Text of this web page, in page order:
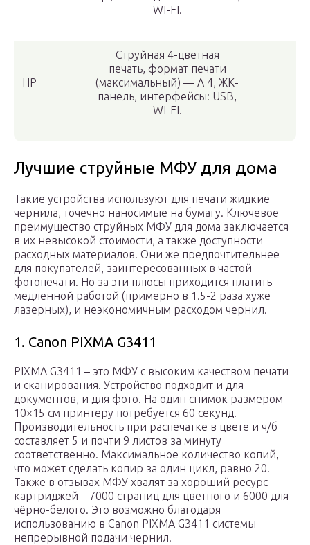
WI-FI.
HP
Струйная 4-цветная
печать, формат печати
(максимальный) — А 4, ЖК-
панель, интерфейсы: USB,
WI-FI.
Лучшие струйные МФУ для дома
Такие устройства используют для печати жидкие
чернила, точечно наносимые на бумагу. Ключевое
преимущество струйных МФУ для дома заключается
в их невысокой стоимости, а также доступности
расходных материалов. Они же предпочтительнее
для покупателей, заинтересованных в частой
фотопечати. Но за эти плюсы приходится платить
медленной работой (примерно в 1.5-2 раза хуже
лазерных), и неэкономичным расходом чернил.
1. Canon PIXMA G3411
PIXMA G3411 – это МФУ с высоким качеством печати
и сканирования. Устройство подходит и для
документов, и для фото. На один снимок размером
10×15 см принтеру потребуется 60 секунд.
Производительность при распечатке в цвете и ч/б
составляет 5 и почти 9 листов за минуту
соответственно. Максимальное количество копий,
что может сделать копир за один цикл, равно 20.
Также в отзывах МФУ хвалят за хороший ресурс
картриджей – 7000 страниц для цветного и 6000 для
чёрно-белого. Это возможно благодаря
использованию в Canon PIXMA G3411 системы
непрерывной подачи чернил.